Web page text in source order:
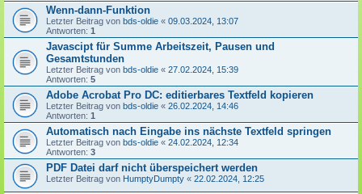
Wenn-dann-Funktion
Letzter Beitrag von bds-oldie « 09.03.2024, 13:07
Antworten: 1
Javascipt für Summe Arbeitszeit, Pausen und
Gesamtstunden
Letzter Beitrag von bds-oldie « 27.02.2024, 15:39
Antworten: 5
Adobe Acrobat Pro DC: editierbares Textfeld kopieren
Letzter Beitrag von bds-oldie « 26.02.2024, 14:46
Antworten: 1
Automatisch nach Eingabe ins nächste Textfeld springen
Letzter Beitrag von bds-oldie « 24.02.2024, 12:34
Antworten: 3
PDF Datei darf nicht überspeichert werden
Letzter Beitrag von HumptyDumpty « 22.02.2024, 12:25